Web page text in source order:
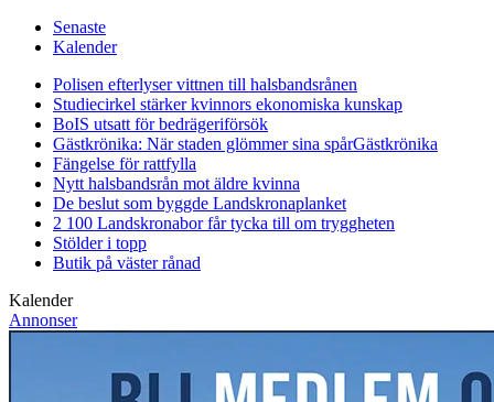
Senaste
Kalender
Polisen efterlyser vittnen till halsbandsrånen
Studiecirkel stärker kvinnors ekonomiska kunskap
BoIS utsatt för bedrägeriförsök
Gästkrönika: När staden glömmer sina spårGästkrönika
Fängelse för rattfylla
Nytt halsbandsrån mot äldre kvinna
De beslut som byggde Landskronaplanket
2 100 Landskronabor får tycka till om tryggheten
Stölder i topp
Butik på väster rånad
Kalender
Annonser